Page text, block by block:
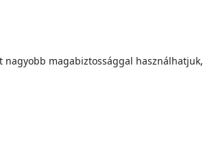
magabiztossággal használhatjuk,